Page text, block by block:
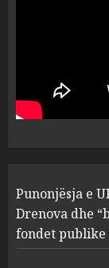
1
2
Punonjësja e
Drenova dhe
fondet